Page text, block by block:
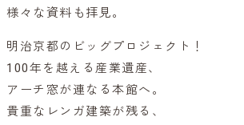
様々な資料も拝見。
明治京都のビッグプロジェクト！
100年を越える産業遺産、
アーチ窓が連なる本館へ。
貴重なレンガ建築が残る、